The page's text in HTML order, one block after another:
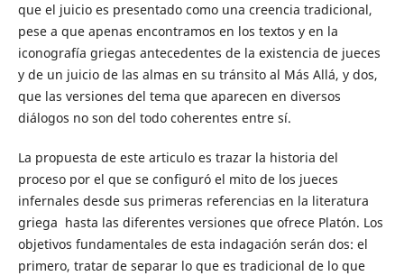
que el juicio es presentado como una creencia tradicional,
pese a que apenas encontramos en los textos y en la
iconografía griegas antecedentes de la existencia de jueces
y de un juicio de las almas en su tránsito al Más Allá, y dos,
que las versiones del tema que aparecen en diversos
diálogos no son del todo coherentes entre sí.
La propuesta de este articulo es trazar la historia del
proceso por el que se configuró el mito de los jueces
infernales desde sus primeras referencias en la literatura
griega hasta las diferentes versiones que ofrece Platón. Los
objetivos fundamentales de esta indagación serán dos: el
primero, tratar de separar lo que es tradicional de lo que